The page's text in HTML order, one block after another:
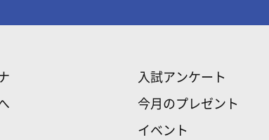
入試アンケート
今月のプレゼント
イベント